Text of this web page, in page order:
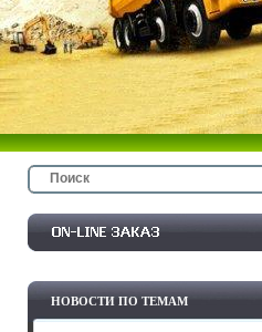
НОВОСТИ ПО ТЕМАМ